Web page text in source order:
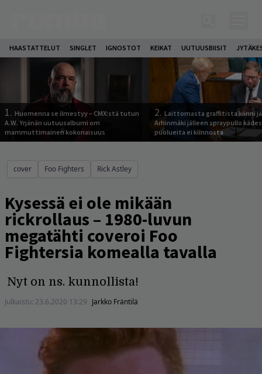
HAASTATTELUT SINGLET IGNOSTOT KEIKAT UUTUUSBIISIT
1. Huomenna se ilmestyy – CMX:stä tutun
A.W. Yrjänän uutuusalbumi om
mammuttimainen kokonaisuus
2. Laittomasta graffitista kiinni
Arhinmäki jälleen spraypullo
puolueita ei kiinnosta
cover Foo Fighters Rick Astley
Kysessä ei ole mikään
rickrollaus – 1980-luvun
megatähti coveroi Foo
Fightersia komealla tavalla
Nyt on ns. kunnollista!
Julkaistu: 23.6.2020 13:29 Jarkko Fräntilä